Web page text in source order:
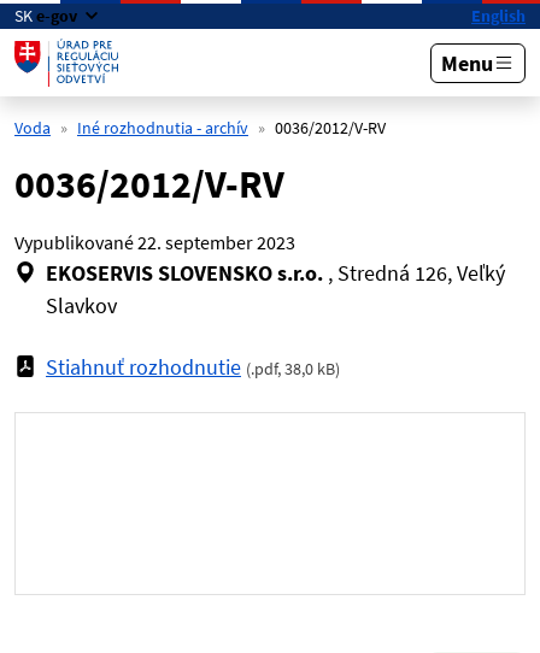
Preskočiť na hlavný obsah
SKe-gov English
Menu
Voda Iné rozhodnutia - archív 0036/2012/V-RV
0036/2012/V-RV
Vypublikované22. september 2023
EKOSERVIS SLOVENSKO s.r.o. , Stredná 126, Veľký
Slavkov
Stiahnuť rozhodnutie (.pdf,38,0 kB)